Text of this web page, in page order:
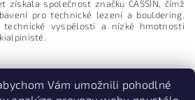
získala společnost značku CASSIN, čímž
pro technické lezení a bouldering.
vyspělosti a nízké hmotnosti
Vám umožnili pohodlné